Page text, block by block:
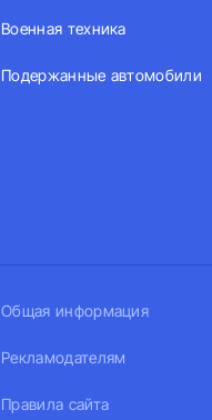
Военная техника
Подержанные автомобили
Общая информация
Рекламодателям
Правила сайта